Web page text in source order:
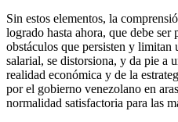
Sin estos elementos, la
logrado hasta ahora, que debe
obstáculos que persisten y limitan
salarial, se distorsiona, y da pie a
realidad económica y de la
por el gobierno venezolano en
normalidad satisfactoria para las